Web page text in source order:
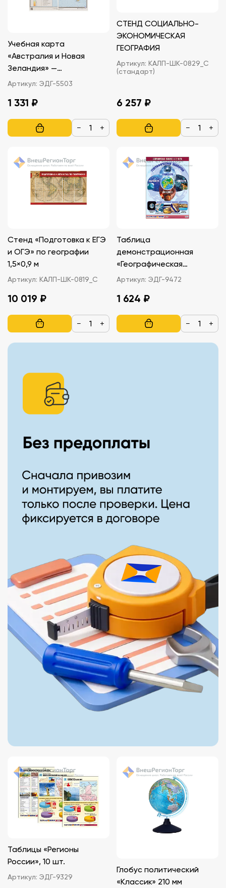
Учебная карта
«Австралия и Новая
Зеландия» —
экономическая
Артикул: ЭДГ-5503
1 331 ₽
− +
СТЕНД СОЦИАЛЬНО-
ЭКОНОМИЧЕСКАЯ
ГЕОГРАФИЯ
Артикул: КАЛП-ШК-0829_С
(стандарт)
6 257 ₽
− +
Стенд «Подготовка к ЕГЭ
и ОГЭ» по географии
1,5×0,9 м
Артикул: КАЛП-ШК-0819_С
10 019 ₽
− +
Таблица
демонстрационная
«Географическая
оболочка и ее части»,
Артикул: ЭДГ-9472
1 624 ₽
− +
Таблицы «Регионы
России», 10 шт.
Артикул: ЭДГ-9329
Глобус политический
«Классик» 210 мм